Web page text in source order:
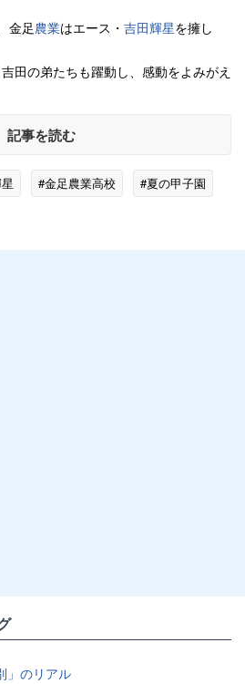
金足農業はエース・ 吉田輝星を擁し
田の弟たちも躍動し、感動をよみがえ
記事を読む
#金足農業高校
#夏の甲子園
」のリアル